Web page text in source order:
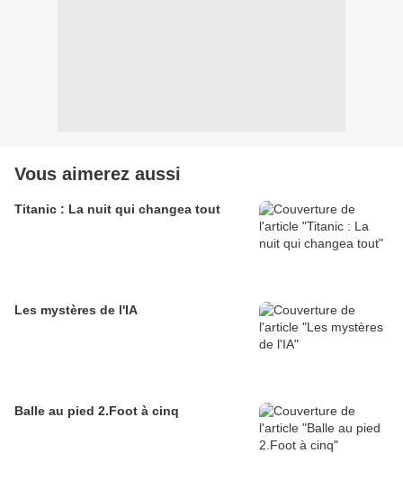
Vous aimerez aussi
Titanic : La nuit qui changea tout
Les mystères de l'IA
Balle au pied 2.Foot à cinq